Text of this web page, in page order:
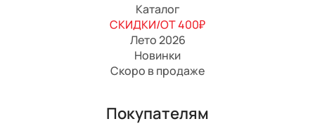
Каталог
СКИДКИ/ОТ 400₽
Лето 2026
Новинки
Скоро в продаже
Покупателям